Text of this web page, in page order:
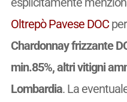
Oltrepò Pavese DOC
Chardonnay frizzante
min.85%, altri vitigni
Lombardia. La